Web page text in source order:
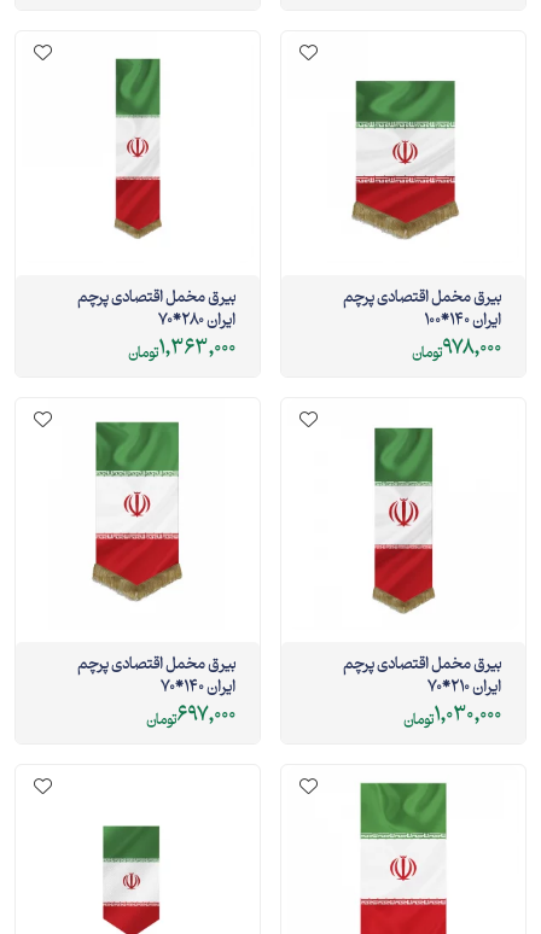
بیرق مخمل اقتصادی پرچم
ایران 140*100
978,000تومان
بیرق مخمل اقتصادی پرچم
ایران 280*70
1,363,000تومان
بیرق مخمل اقتصادی پرچم
ایران 210*70
1,030,000تومان
بیرق مخمل اقتصادی پرچم
ایران 140*70
697,000تومان